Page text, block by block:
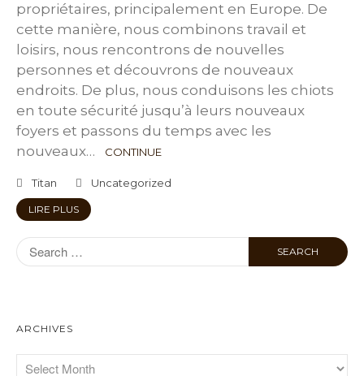
propriétaires, principalement en Europe. De
cette manière, nous combinons travail et
loisirs, nous rencontrons de nouvelles
personnes et découvrons de nouveaux
endroits. De plus, nous conduisons les chiots
en toute sécurité jusqu’à leurs nouveaux
foyers et passons du temps avec les
nouveaux…
CONTINUE
Titan Uncategorized
LIRE PLUS
ARCHIVES